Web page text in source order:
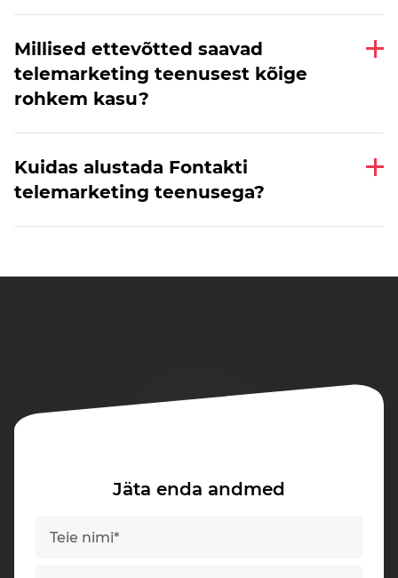
Millised ettevõtted saavad
telemarketing teenusest kõige
rohkem kasu?
Kuidas alustada Fontakti
telemarketing teenusega?
Jäta enda andmed